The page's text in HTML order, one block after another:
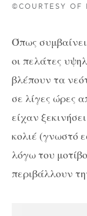
©COURTESY OF
Όπως
οι πελάτες
βλέπουν τα
σε λίγες ώρες
είχαν
κολιέ (γνωστό
λόγω του
περιβάλλουν